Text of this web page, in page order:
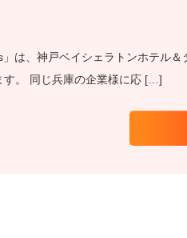
は、神戸ベイシェラトンホテル
す。 同じ兵庫の企業様に応 […]